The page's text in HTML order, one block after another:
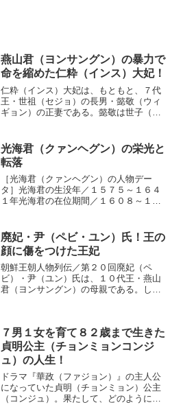
燕山君（ヨンサングン）の暴力で
命を縮めた仁粋（インス）大妃！
仁粋（インス）大妃は、もともと、７代
王・世祖（セジョ）の長男・懿敬（ウィ
ギョン）の正妻である。懿敬は世子（セ
が、懿敬が１９歳で夭逝したために、そ
れは叶わなかった。(ad...
光海君（クァンヘグン）の栄光と
転落
［光海君（クァンヘグン）の人物デー
タ］光海君の生没年／１５７５～１６４
１年光海君の在位期間／１６０８～１６
ン）・金（キム）氏兄弟による後継者争
い光海君（クァンヘグン）は１４...
廃妃・尹（ペビ・ユン）氏！王の
顔に傷をつけた王妃
朝鮮王朝人物列伝／第２０回廃妃（ペ
ビ）・尹（ユン）氏は、１０代王・燕山
君（ヨンサングン）の母親である。しか
格尹氏は当初は側室だったが...
７男１女を育て８２歳まで生きた
貞明公主（チョンミョンコンジ
ュ）の人生！
ドラマ『華政（ファジョン）』の主人公
になっていた貞明（チョンミョン）公主
（コンジュ）。果たして、どのように波